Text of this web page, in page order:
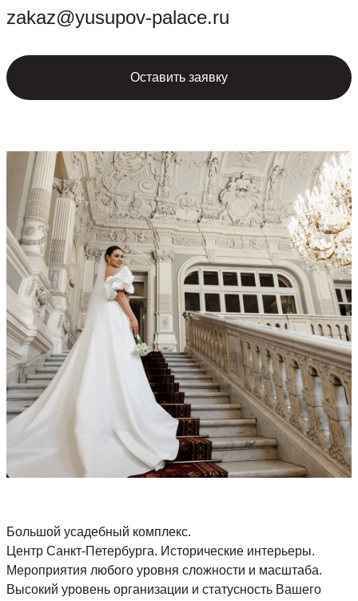
zakaz@yusupov-palace.ru
Оставить заявку
Большой усадебный комплекс.
Центр Санкт-Петербурга. Исторические интерьеры.
Мероприятия любого уровня сложности и масштаба.
Высокий уровень организации и статусность Вашего